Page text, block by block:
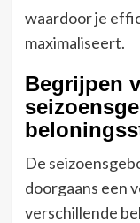
waardoor je
maximaliseert.
Begrijpen
De
doorgaans een
verschillende